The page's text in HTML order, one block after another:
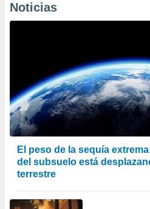
Noticias
El peso de la sequía
del subsuelo está
terrestre